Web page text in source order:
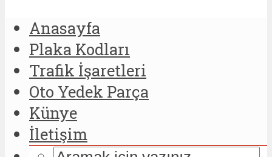
Anasayfa
Plaka Kodları
Trafik İşaretleri
Oto Yedek Parça
Künye
İletişim